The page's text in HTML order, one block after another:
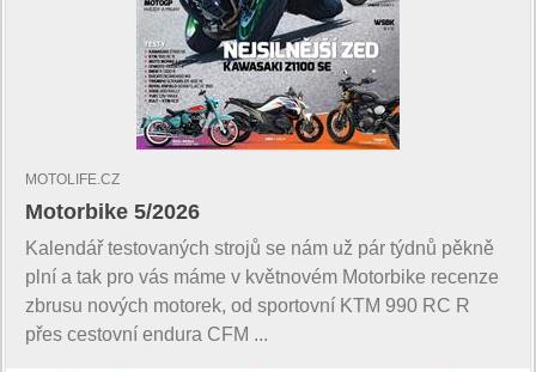
MOTOLIFE.CZ
Motorbike 5/2026
Kalendář testovaných strojů se nám už pár týdnů pěkně
plní a tak pro vás máme v květnovém Motorbike recenze
zbrusu nových motorek, od sportovní KTM 990 RC R
přes cestovní endura CFM ...